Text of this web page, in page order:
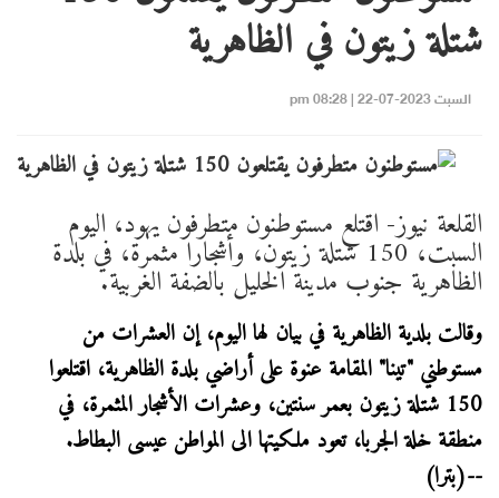
شتلة زيتون في الظاهرية
السبت 2023-07-22 | 08:28 pm
القلعة نيوز- اقتلع مستوطنون متطرفون يهود، اليوم
السبت، 150 شتلة زيتون، وأشجارا مثمرة، في بلدة
الظاهرية جنوب مدينة الخليل بالضفة الغربية.
وقالت بلدية الظاهرية في بيان لها اليوم، إن العشرات من
مستوطني "تينا" المقامة عنوة على أراضي بلدة الظاهرية، اقتلعوا
150 شتلة زيتون بعمر سنتين، وعشرات الأشجار المثمرة، في
منطقة خلة الجربا، تعود ملكيتها الى المواطن عيسى البطاط.
--(بترا)